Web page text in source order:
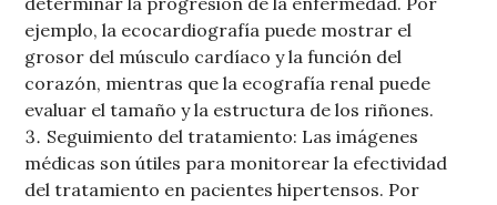
ejemplo, la ecocardiografía puede mostrar el
grosor del músculo cardíaco y la función del
corazón, mientras que la ecografía renal puede
evaluar el tamaño y la estructura de los riñones.
Seguimiento del tratamiento: Las imágenes
médicas son útiles para monitorear la efectividad
del tratamiento en pacientes hipertensos. Por